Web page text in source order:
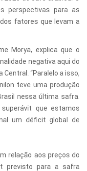
perspectivas para as
fatores que levam a
Morya, explica que o
negativa aqui do
“Paralelo a isso,
teve uma produção
nessa última safra.
que estamos
um déficit global de
relação aos preços do
previsto para a safra